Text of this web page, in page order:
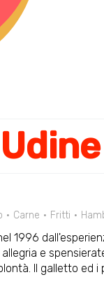
Carne Fritti
1996
e
Il galletto ed i